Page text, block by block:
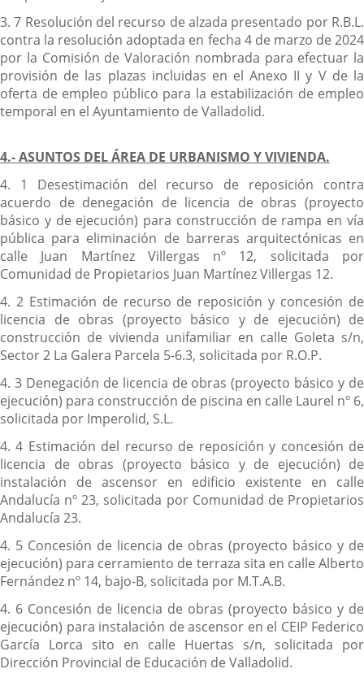
3. 7 Resolución del recurso de alzada presentado por R.B.L.
contra la resolución adoptada en fecha 4 de marzo de 2024
por la Comisión de Valoración nombrada para efectuar la
provisión de las plazas incluidas en el Anexo II y V de la
oferta de empleo público para la estabilización de empleo
temporal en el Ayuntamiento de Valladolid.
4.- ASUNTOS DEL ÁREA DE URBANISMO Y VIVIENDA.
4. 1 Desestimación del recurso de reposición contra
acuerdo de denegación de licencia de obras (proyecto
básico y de ejecución) para construcción de rampa en vía
pública para eliminación de barreras arquitectónicas en
calle Juan Martínez Villergas nº 12, solicitada por
Comunidad de Propietarios Juan Martínez Villergas 12.
4. 2 Estimación de recurso de reposición y concesión de
licencia de obras (proyecto básico y de ejecución) de
construcción de vivienda unifamiliar en calle Goleta s/n,
Sector 2 La Galera Parcela 5-6.3, solicitada por R.O.P.
4. 3 Denegación de licencia de obras (proyecto básico y de
ejecución) para construcción de piscina en calle Laurel nº 6,
solicitada por Imperolid, S.L.
4. 4 Estimación del recurso de reposición y concesión de
licencia de obras (proyecto básico y de ejecución) de
instalación de ascensor en edificio existente en calle
Andalucía nº 23, solicitada por Comunidad de Propietarios
Andalucía 23.
4. 5 Concesión de licencia de obras (proyecto básico y de
ejecución) para cerramiento de terraza sita en calle Alberto
Fernández nº 14, bajo-B, solicitada por M.T.A.B.
4. 6 Concesión de licencia de obras (proyecto básico y de
ejecución) para instalación de ascensor en el CEIP Federico
García Lorca sito en calle Huertas s/n, solicitada por
Dirección Provincial de Educación de Valladolid.